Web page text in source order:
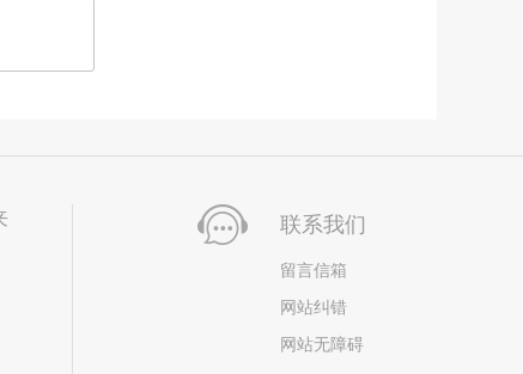
联系我们
留言信箱
网站纠错
网站无障碍